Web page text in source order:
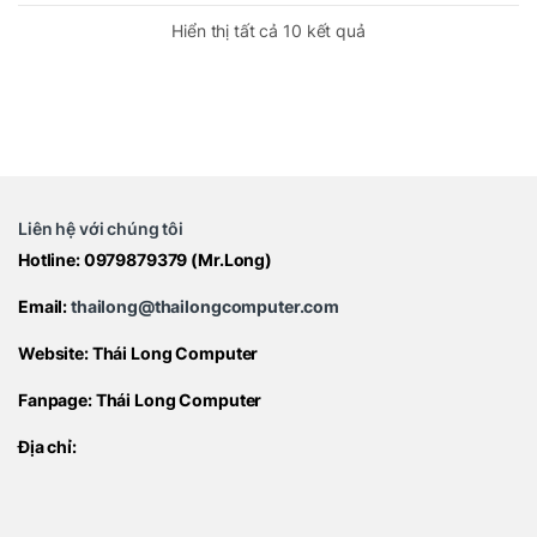
Hiển thị tất cả 10 kết quả
Liên hệ với chúng tôi
Hotline:0979879379 (Mr.Long)
Email:thailong@thailongcomputer.com
Website:Thái Long Computer
Fanpage:Thái Long Computer
Địa chỉ: